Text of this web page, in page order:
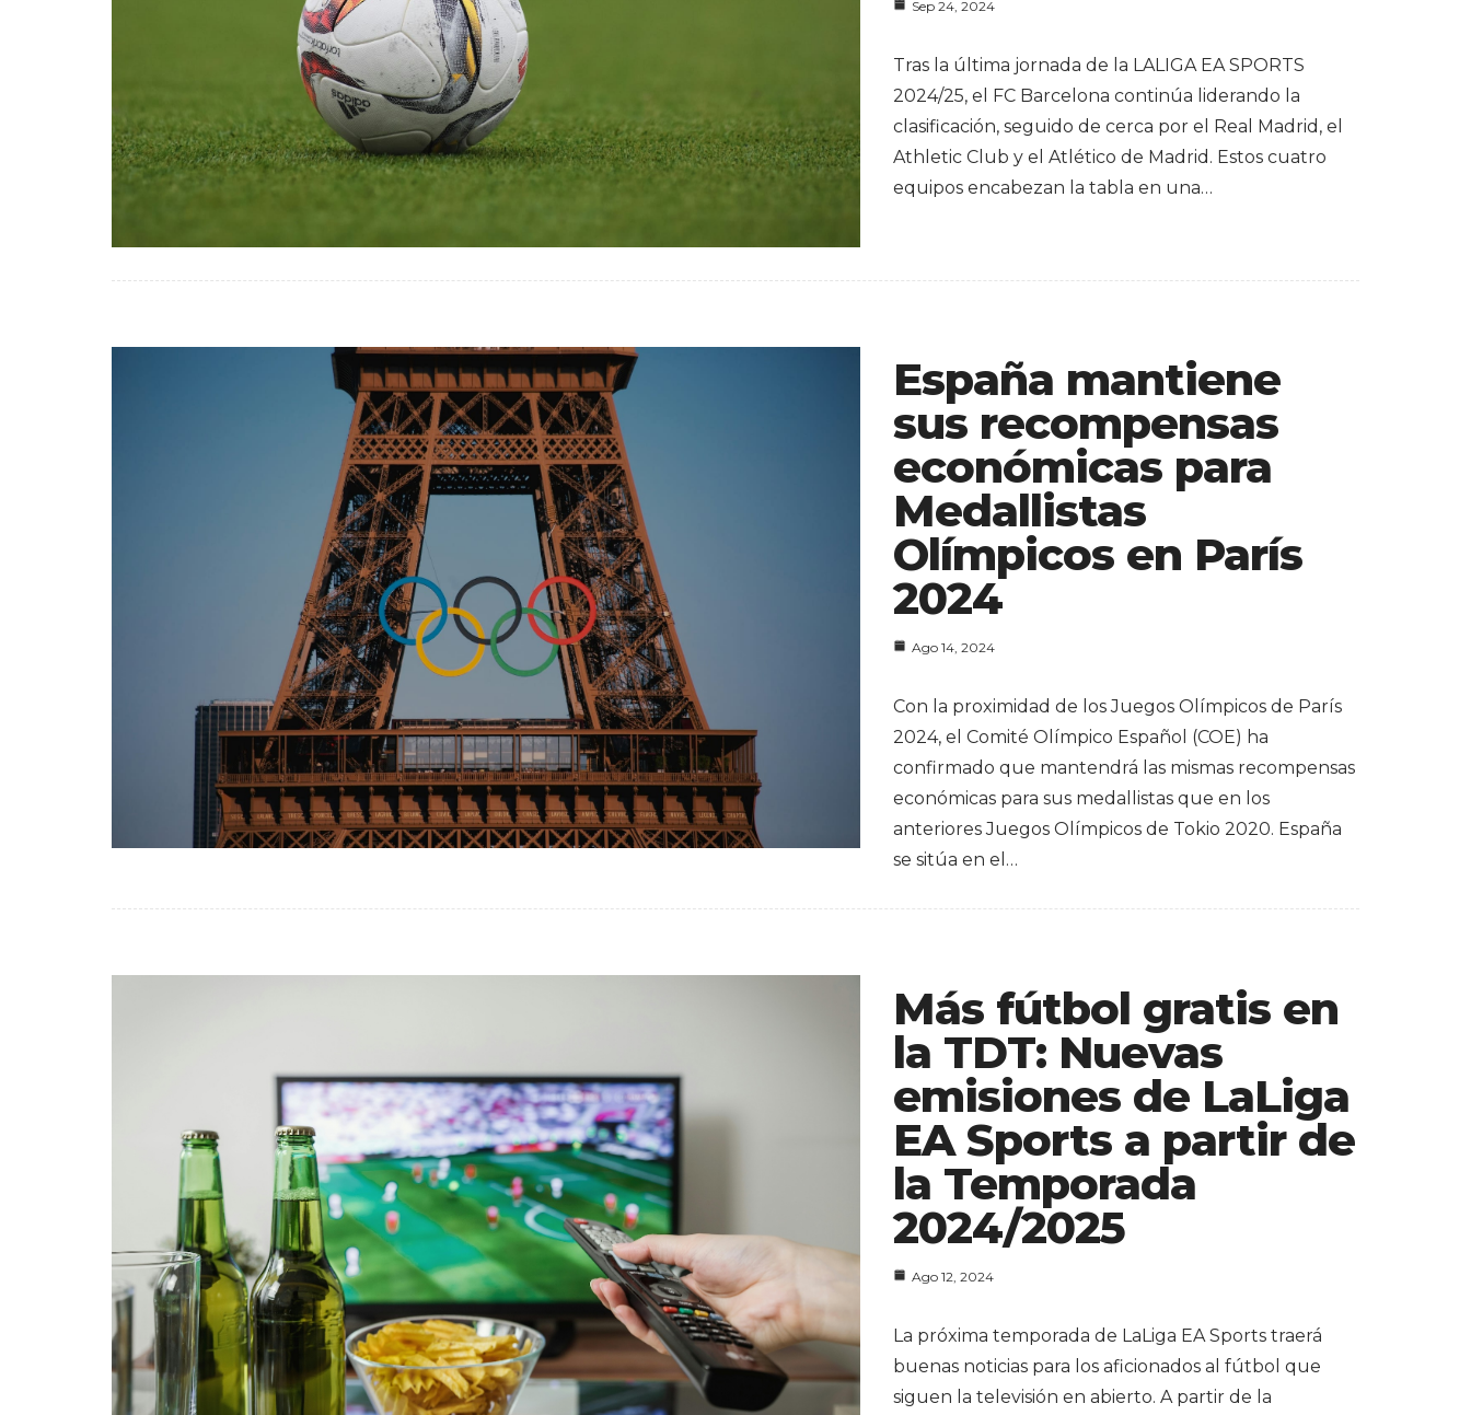
Sep 24, 2024
Tras la última jornada de la LALIGA EA SPORTS
2024/25, el FC Barcelona continúa liderando la
clasificación, seguido de cerca por el Real Madrid, el
Athletic Club y el Atlético de Madrid. Estos cuatro
equipos encabezan la tabla en una…
España mantiene
sus recompensas
económicas para
Medallistas
Olímpicos en París
2024
Ago 14, 2024
Con la proximidad de los Juegos Olímpicos de París
2024, el Comité Olímpico Español (COE) ha
confirmado que mantendrá las mismas recompensas
económicas para sus medallistas que en los
anteriores Juegos Olímpicos de Tokio 2020. España
se sitúa en el…
Más fútbol gratis en
la TDT: Nuevas
emisiones de LaLiga
EA Sports a partir de
la Temporada
2024/2025
Ago 12, 2024
La próxima temporada de LaLiga EA Sports traerá
buenas noticias para los aficionados al fútbol que
siguen la televisión en abierto. A partir de la